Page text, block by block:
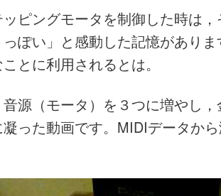
ピングモータを制御した時は
っぽい」と感動した記憶があり
とに利用されるとは。
源（モータ）を３つに増やし
った動画です。MIDIデータか